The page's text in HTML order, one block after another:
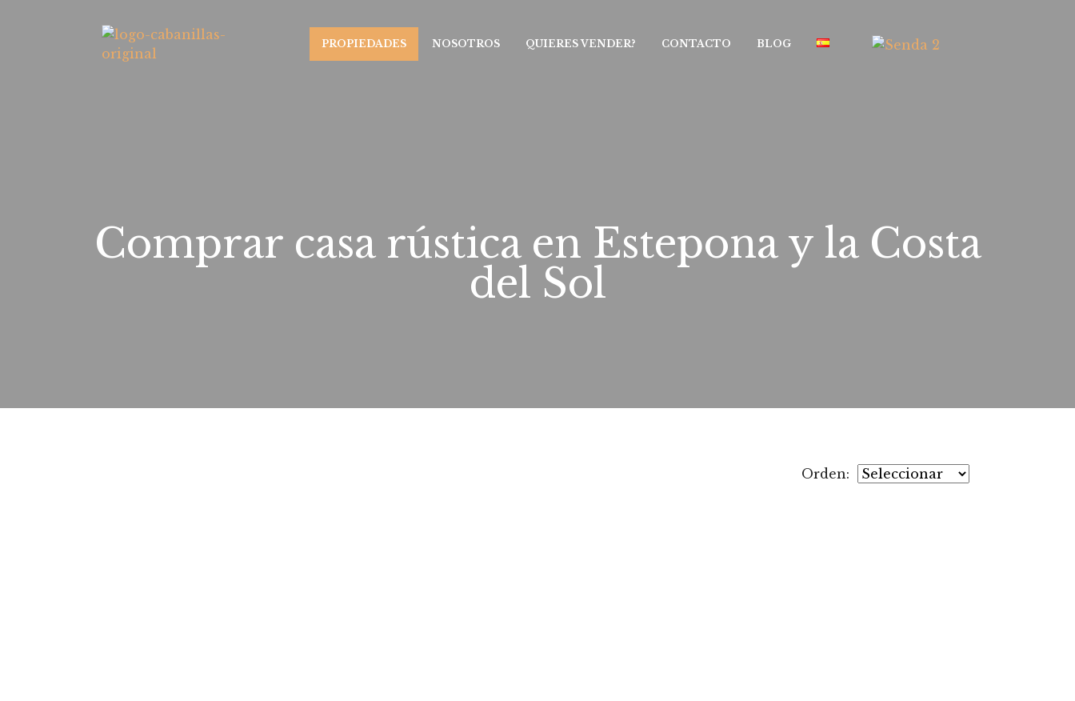
PROPIEDADES NOSOTROS QUIERES VENDER? CONTACTO BLOG
Comprar casa rústica en Estepona y la Costa
del Sol
Orden: